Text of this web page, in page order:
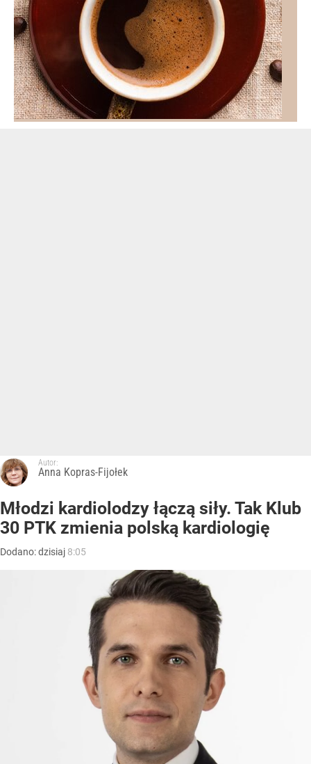
Autor:
Anna Kopras-Fijołek
Młodzi kardiolodzy łączą siły. Tak Klub
30 PTK zmienia polską kardiologię
Dodano:dzisiaj 8:05